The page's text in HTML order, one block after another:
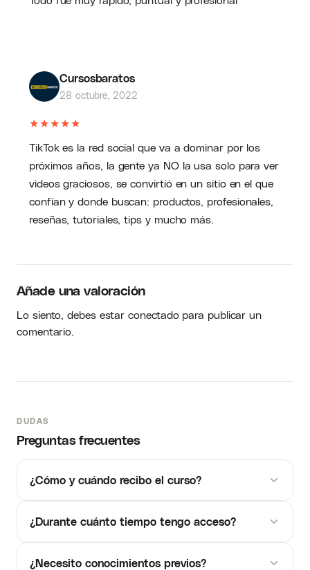
Cursosbaratos
28 octubre, 2022
★★★★★
TikTok es la red social que va a dominar por los
próximos años, la gente ya NO la usa solo para ver
videos graciosos, se convirtió en un sitio en el que
confían y donde buscan: productos, profesionales,
reseñas, tutoriales, tips y mucho más.
Añade una valoración
Lo siento, debes estarconectadopara publicar un
comentario.
DUDAS
Preguntas frecuentes
¿Cómo y cuándo recibo el curso?
¿Durante cuánto tiempo tengo acceso?
¿Necesito conocimientos previos?